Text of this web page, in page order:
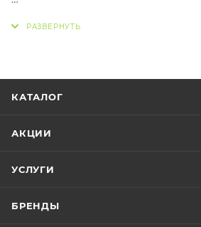
раздражают глаза.
КАТАЛОГ
АКЦИИ
УСЛУГИ
БРЕНДЫ